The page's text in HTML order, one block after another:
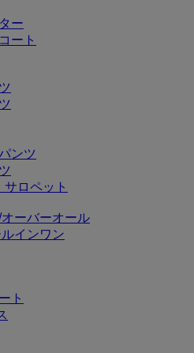
ー
ート
ンツ
ロペット
ーバーオール
インワン
ト